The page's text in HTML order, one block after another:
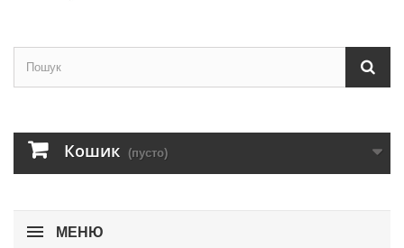
Кошик (пусто)
МЕНЮ